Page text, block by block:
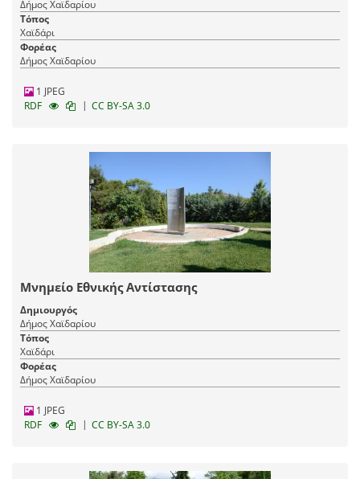
Δήμος Χαϊδαρίου
Τόπος
Χαϊδάρι
Φορέας
Δήμος Χαϊδαρίου
1 JPEG
RDF
| CC BY-SA 3.0
Μνημείο Εθνικής Αντίστασης
Δημιουργός
Δήμος Χαϊδαρίου
Τόπος
Χαϊδάρι
Φορέας
Δήμος Χαϊδαρίου
1 JPEG
RDF
| CC BY-SA 3.0